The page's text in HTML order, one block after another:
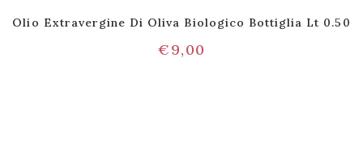
Olio Extravergine Di Oliva Biologico Bottiglia Lt 0.50
€9,00